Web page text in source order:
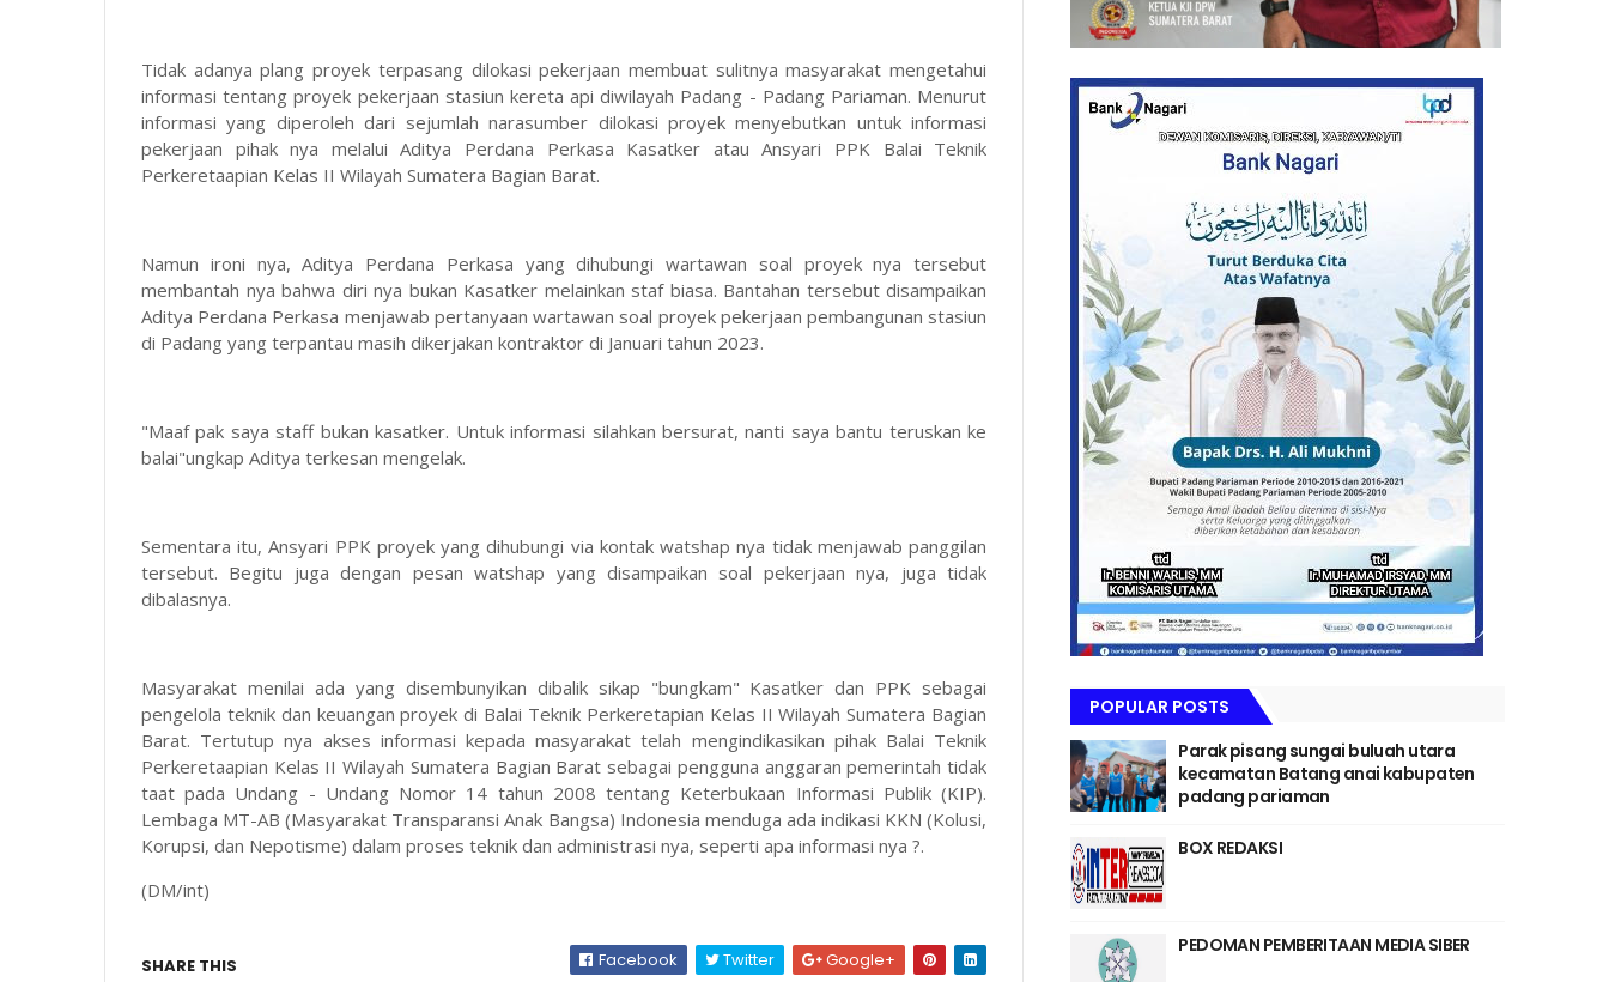
Tidak adanya plang proyek terpasang dilokasi pekerjaan membuat sulitnya masyarakat mengetahui
informasi tentang proyek pekerjaan stasiun kereta api diwilayah Padang - Padang Pariaman. Menurut
informasi yang diperoleh dari sejumlah narasumber dilokasi proyek menyebutkan untuk informasi
pekerjaan pihak nya melalui Aditya Perdana Perkasa Kasatker atau Ansyari PPK Balai Teknik
Perkeretaapian Kelas II Wilayah Sumatera Bagian Barat.
Namun ironi nya, Aditya Perdana Perkasa yang dihubungi wartawan soal proyek nya tersebut
membantah nya bahwa diri nya bukan Kasatker melainkan staf biasa. Bantahan tersebut disampaikan
Aditya Perdana Perkasa menjawab pertanyaan wartawan soal proyek pekerjaan pembangunan stasiun
di Padang yang terpantau masih dikerjakan kontraktor di Januari tahun 2023.
"Maaf pak saya staff bukan kasatker. Untuk informasi silahkan bersurat, nanti saya bantu teruskan ke
balai"ungkap Aditya terkesan mengelak.
Sementara itu, Ansyari PPK proyek yang dihubungi via kontak watshap nya tidak menjawab panggilan
tersebut. Begitu juga dengan pesan watshap yang disampaikan soal pekerjaan nya, juga tidak
dibalasnya.
Masyarakat menilai ada yang disembunyikan dibalik sikap "bungkam" Kasatker dan PPK sebagai
pengelola teknik dan keuangan proyek di Balai Teknik Perkeretapian Kelas II Wilayah Sumatera Bagian
Barat. Tertutup nya akses informasi kepada masyarakat telah mengindikasikan pihak Balai Teknik
Perkeretaapian Kelas II Wilayah Sumatera Bagian Barat sebagai pengguna anggaran pemerintah tidak
taat pada Undang - Undang Nomor 14 tahun 2008 tentang Keterbukaan Informasi Publik (KIP).
Lembaga MT-AB (Masyarakat Transparansi Anak Bangsa) Indonesia menduga ada indikasi KKN (Kolusi,
Korupsi, dan Nepotisme) dalam proses teknik dan administrasi nya, seperti apa informasi nya ?.
(DM/int)
SHARE THIS Facebook Twitter Google+
POPULAR POSTS
Parak pisang sungai buluah utara
kecamatan Batang anai kabupaten
padang pariaman
BOX REDAKSI
PEDOMAN PEMBERITAAN MEDIA SIBER